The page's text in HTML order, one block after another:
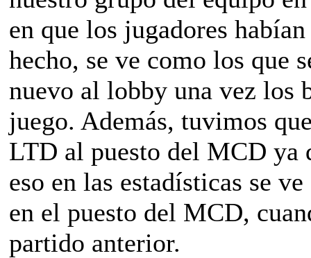
en que los jugadores
hecho, se ve como los que
nuevo al lobby una vez los
juego. Además, tuvimos
LTD al puesto del MCD ya
eso en las estadísticas se
en el puesto del MCD,
partido anterior.